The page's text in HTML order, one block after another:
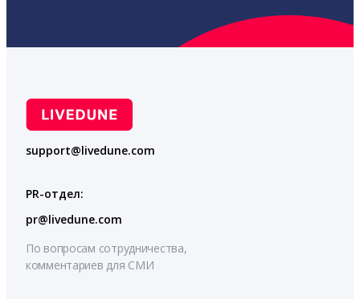
support@livedune.com
PR-отдел:
pr@livedune.com
По вопросам сотрудничества,
комментариев для СМИ